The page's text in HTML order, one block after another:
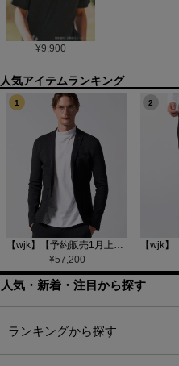
¥9,900
1
【wjk】【予約販売1月上旬～中旬入荷】function knit jacket(jacquard check) ニットジャケット(207 mw08j)
¥57,200
2
人気・新着・注目から探す
ランキングから探す